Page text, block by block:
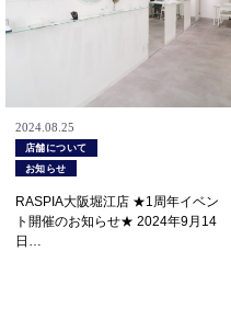
2024.08.25
店舗について
お知らせ
RASPIA大阪堀江店 ★1周年イベン
ト開催のお知らせ★ 2024年9月14
日…